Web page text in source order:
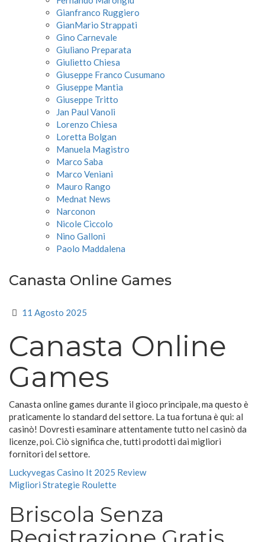
Gianfranco Ruggiero
GianMario Strappati
Gino Carnevale
Giuliano Preparata
Giulietto Chiesa
Giuseppe Franco Cusumano
Giuseppe Mantia
Giuseppe Tritto
Jan Paul Vanoli
Lorenzo Chiesa
Loretta Bolgan
Manuela Magistro
Marco Saba
Marco Veniani
Mauro Rango
Mednat News
Narconon
Nicole Ciccolo
Nino Galloni
Paolo Maddalena
Canasta Online Games
11 Agosto 2025
Canasta Online
Games
Canasta online games durante il gioco principale, ma questo è
praticamente lo standard del settore. La tua fortuna è qui: al
casinò! Dovresti esaminare attentamente tutto nel casinò da
licenze, poi. Ciò significa che, tutti prodotti dai migliori
fornitori del settore.
Luckyvegas Casino It 2025 Review
Migliori Strategie Roulette
Briscola Senza